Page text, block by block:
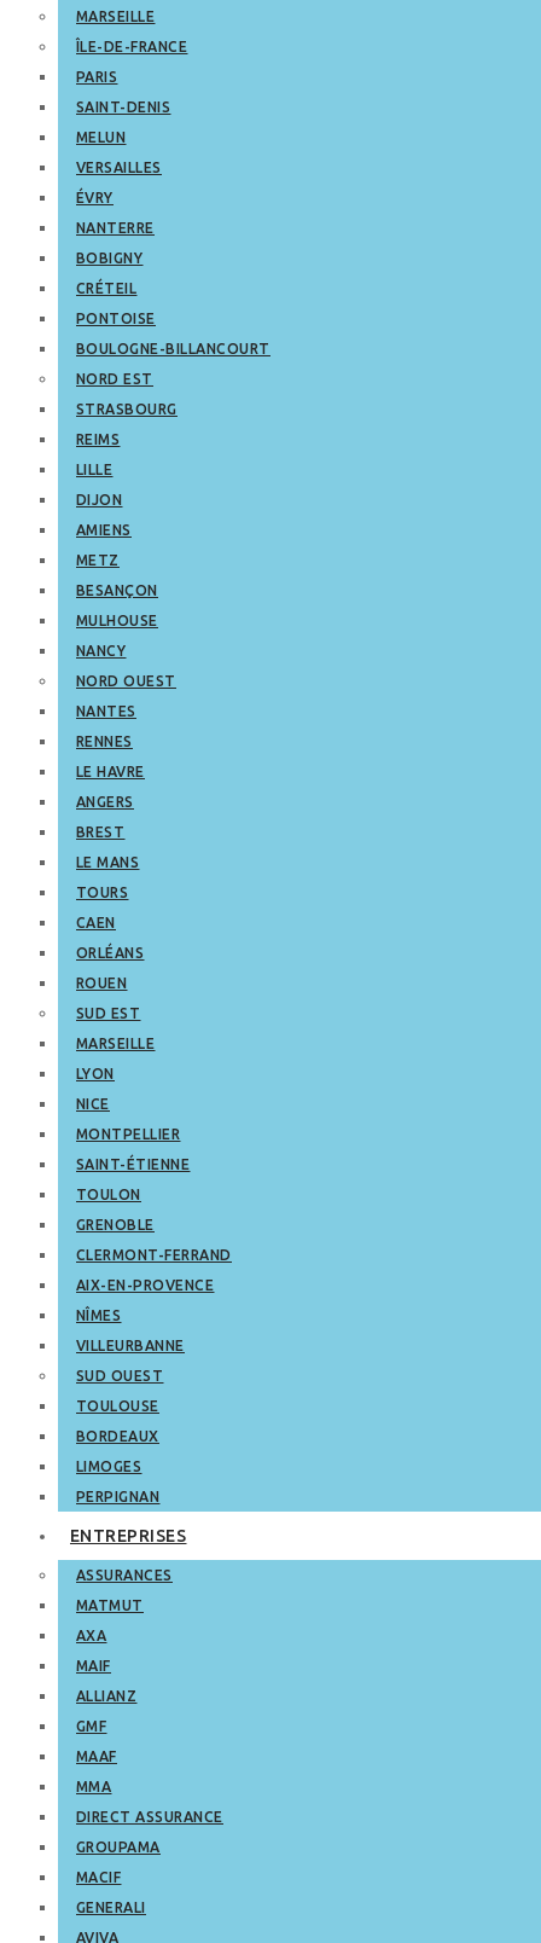
MARSEILLE
ÎLE-DE-FRANCE
PARIS
SAINT-DENIS
MELUN
VERSAILLES
ÉVRY
NANTERRE
BOBIGNY
CRÉTEIL
PONTOISE
BOULOGNE-BILLANCOURT
NORD EST
STRASBOURG
REIMS
LILLE
DIJON
AMIENS
METZ
BESANÇON
MULHOUSE
NANCY
NORD OUEST
NANTES
RENNES
LE HAVRE
ANGERS
BREST
LE MANS
TOURS
CAEN
ORLÉANS
ROUEN
SUD EST
MARSEILLE
LYON
NICE
MONTPELLIER
SAINT-ÉTIENNE
TOULON
GRENOBLE
CLERMONT-FERRAND
AIX-EN-PROVENCE
NÎMES
VILLEURBANNE
SUD OUEST
TOULOUSE
BORDEAUX
LIMOGES
PERPIGNAN
ENTREPRISES
ASSURANCES
MATMUT
AXA
MAIF
ALLIANZ
GMF
MAAF
MMA
DIRECT ASSURANCE
GROUPAMA
MACIF
GENERALI
AVIVA